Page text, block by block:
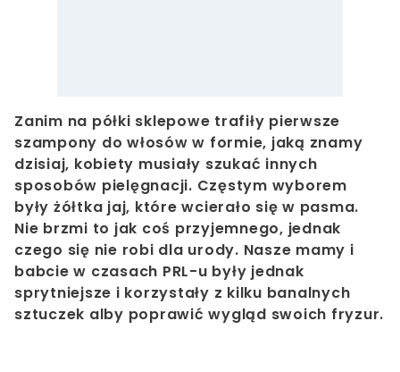
Zanim na półki sklepowe trafiły pierwsze
szampony do włosów w formie, jaką znamy
dzisiaj, kobiety musiały szukać innych
sposobów pielęgnacji. Częstym wyborem
były żółtka jaj, które wcierało się w pasma.
Nie brzmi to jak coś przyjemnego, jednak
czego się nie robi dla urody. Nasze mamy i
babcie w czasach PRL-u były jednak
sprytniejsze i korzystały z kilku banalnych
sztuczek alby poprawić wygląd swoich fryzur.